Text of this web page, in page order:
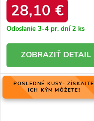
28,10 €
Odoslanie 3-4 pr. dní2 ks
DETAIL
POSLEDNÉ KUSY- ZÍSKAJTE
ICH KÝM MÔŽETE!